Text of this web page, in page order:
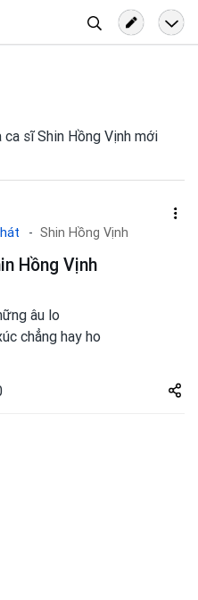
kiếm
sĩ Shin Hồng Vịnh mới
Shin Hồng Vịnh
Hồng Vịnh
âu lo
chẳng hay ho
Share
zuto.vn